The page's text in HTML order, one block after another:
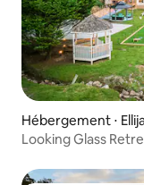
Hébergement ⋅
Looking Glass